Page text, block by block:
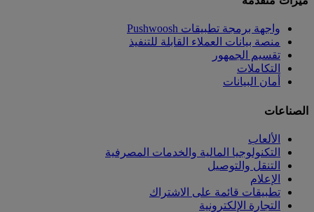
واجهة برمجة تطبيقات Pushwoosh
منصة بيانات العملاء القابلة للتنفيذ
تقسيم الجمهور
التكاملات
أمان البيانات
الصناعات
الألعاب
التكنولوجيا المالية والخدمات المصرفية
التنقل والتوصيل
الإعلام
تطبيقات قائمة على الاشتراك
التجارة الإلكترونية